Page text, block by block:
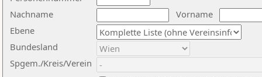
Nachname
Vorname
Ebene
Bundesland
Spgem./Kreis/Verein